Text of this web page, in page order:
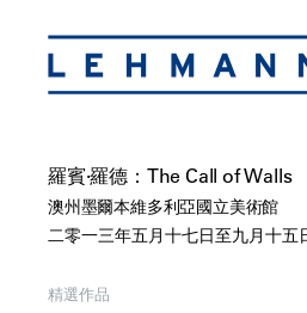
羅賓·羅德：The Call of Walls
澳州墨爾本維多利亞國立美術館
二零一三年五月十七日至九月十五
精選作品